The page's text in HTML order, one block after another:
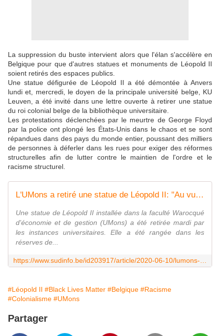
La suppression du buste intervient alors que l'élan s'accélère en
Belgique pour que d'autres statues et monuments de Léopold II
soient retirés des espaces publics.
Une statue défigurée de Léopold II a été démontée à Anvers
lundi et, mercredi, le doyen de la principale université belge, KU
Leuven, a été invité dans une lettre ouverte à retirer une statue
du roi colonial belge de la bibliothèque universitaire.
Les protestations déclenchées par le meurtre de George Floyd
par la police ont plongé les États-Unis dans le chaos et se sont
répandues dans des pays du monde entier, poussant des milliers
de personnes à déferler dans les rues pour exiger des réformes
structurelles afin de lutter contre le maintien de l'ordre et le
racisme structurel.
L'UMons a retiré une statue de Léopold II: "Au vu de l'émotion légitime suscitée et dans un souci d'apaisement"
Une statue de Léopold II installée dans la faculté Warocqué
d'économie et de gestion (UMons) a été retirée mardi par
les instances universitaires. Elle a été rangée dans les
réserves de...
#Léopold II #Black Lives Matter #Belgique #Racisme
#Colonialisme #UMons
Partager